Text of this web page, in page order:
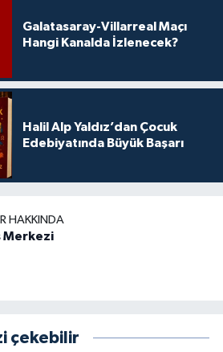
Galatasaray-Villarreal Maçı
Hangi Kanalda İzlenecek?
Halil Alp Yaldız’dan Çocuk
Edebiyatında Büyük Başarı
HAKKINDA
Merkezi
çekebilir